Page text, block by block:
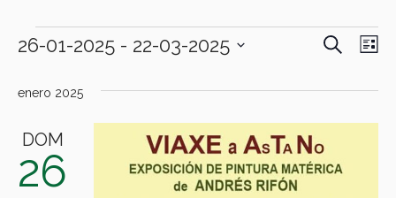
Eventos
y
vistas
BUSCAR
de
26-01-2025 - 22-03-2025
la
enero 2025
DOM
26